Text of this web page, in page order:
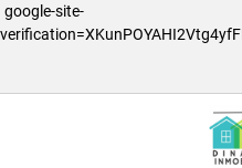
google-site-